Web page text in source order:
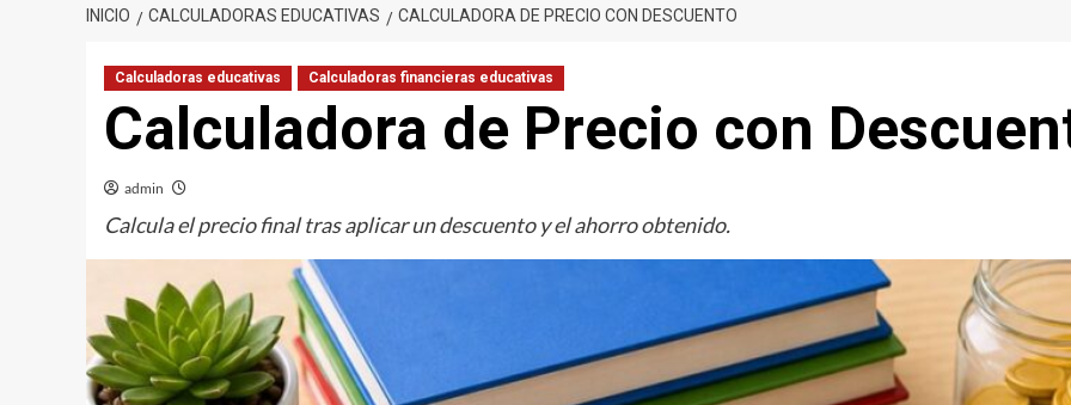
INICIO CALCULADORAS EDUCATIVAS CALCULADORA DE PRECIO CON DESCUENTO
Calculadoras educativas Calculadoras financieras educativas
Calculadora de Precio con
admin
Calcula el precio final tras aplicar un descuento y el ahorro obtenido.